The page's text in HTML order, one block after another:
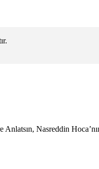
Anlatsın, Nasreddin